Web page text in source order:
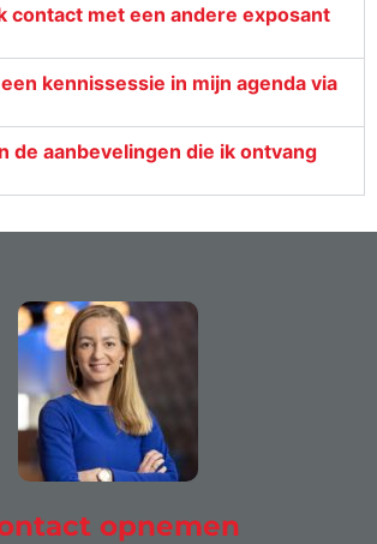
contact met een andere exposant
kennissessie in mijn agenda via
de aanbevelingen die ik ontvang
opnemen